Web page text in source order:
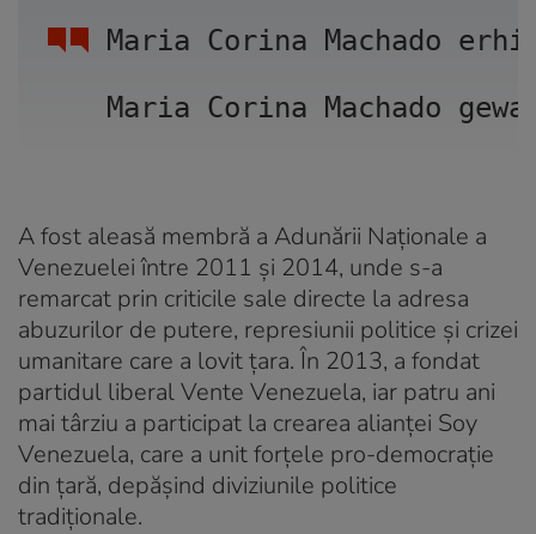
Maria Corina Machado
Maria Corina Machado
A fost aleasă membră a Adunării Naționale a
Venezuelei între 2011 și 2014, unde s-a
remarcat prin criticile sale directe la adresa
abuzurilor de putere, represiunii politice și crizei
umanitare care a lovit țara. În 2013, a fondat
partidul liberal Vente Venezuela, iar patru ani
mai târziu a participat la crearea alianței Soy
Venezuela, care a unit forțele pro-democrație
din țară, depășind diviziunile politice
tradiționale.